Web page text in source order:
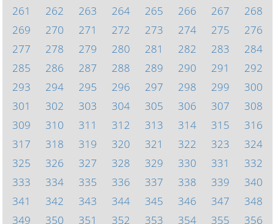
261
262 263 264 265 266 267
268
269
270 271 272 273 274 275
276
277
278 279 280 281 282 283
284
285
286 287 288 289 290 291
292
293
294 295 296 297 298 299
300
301
302 303 304 305 306 307
308
309
310 311 312 313 314 315
316
317
318 319 320 321 322 323
324
325
326 327 328 329 330 331
332
333
334 335 336 337 338 339
340
341
342 343 344 345 346 347
348
349
350 351 352 353 354 355 356